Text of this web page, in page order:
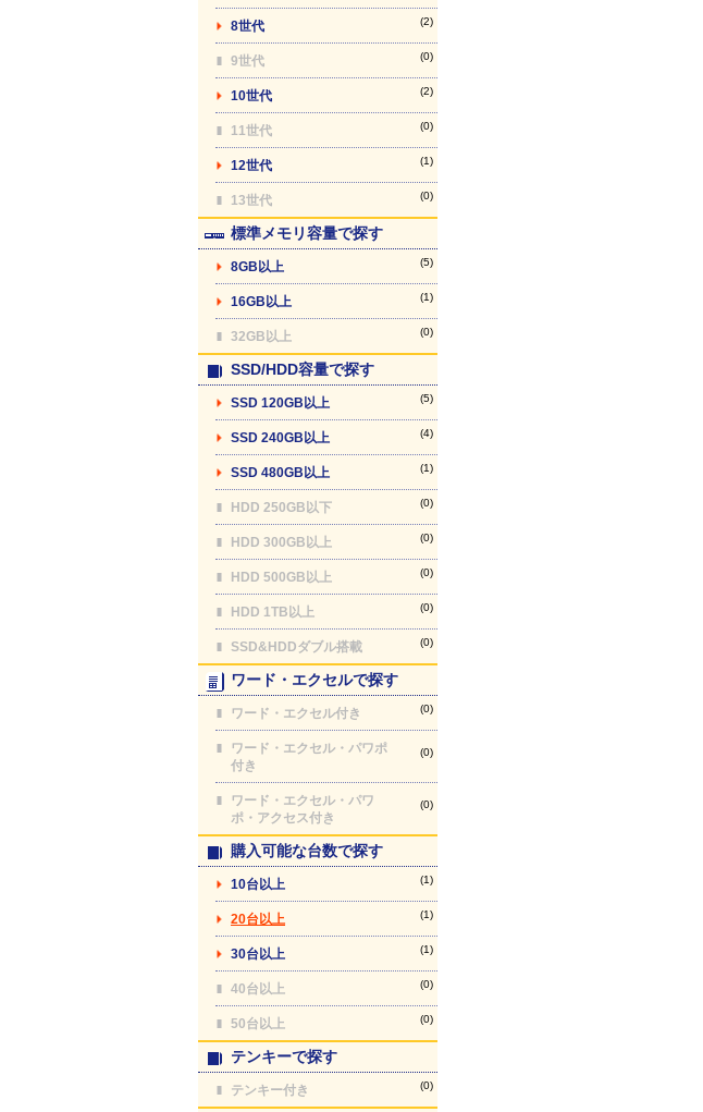
8世代 (2)
9世代 (0)
10世代 (2)
11世代 (0)
12世代 (1)
13世代 (0)
標準メモリ容量で探す
8GB以上 (5)
16GB以上 (1)
32GB以上 (0)
SSD/HDD容量で探す
SSD 120GB以上 (5)
SSD 240GB以上 (4)
SSD 480GB以上 (1)
HDD 250GB以下 (0)
HDD 300GB以上 (0)
HDD 500GB以上 (0)
HDD 1TB以上 (0)
SSD&HDDダブル搭載 (0)
ワード・エクセルで探す
ワード・エクセル付き (0)
ワード・エクセル・パワポ
付き
(0)
ワード・エクセル・パワ
ポ・アクセス付き
(0)
購入可能な台数で探す
10台以上 (1)
20台以上 (1)
30台以上 (1)
40台以上 (0)
50台以上 (0)
テンキーで探す
テンキー付き (0)